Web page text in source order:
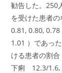
勧告した。250
を受けた患者
0.81, 0.80, 0.78
1.01 ）であっ
ける患者の割合
下痢 12.3/1.6,